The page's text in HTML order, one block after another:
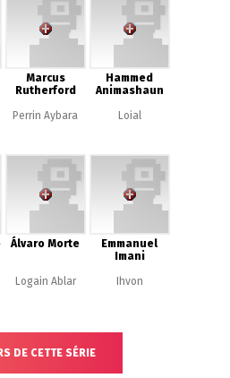
Marcus
Rutherford
Perrin Aybara
Hammed
Animashaun
Loial
Álvaro Morte
Logain Ablar
Emmanuel
Imani
Ihvon
DE CETTE SÉRIE